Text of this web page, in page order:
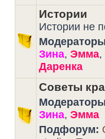
Истории
Истории не
Зина, Эмма,
Даренка
Советы
Зина, Эмма
Подфорум: